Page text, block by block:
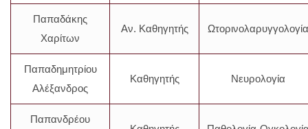
Παπαδάκης
Χαρίτων
Αν. Καθηγητής Ωτορινολαρυγγολογία
Παπαδημητρίου
Αλέξανδρος
Καθηγητής Νευρολογία
Παπανδρέου